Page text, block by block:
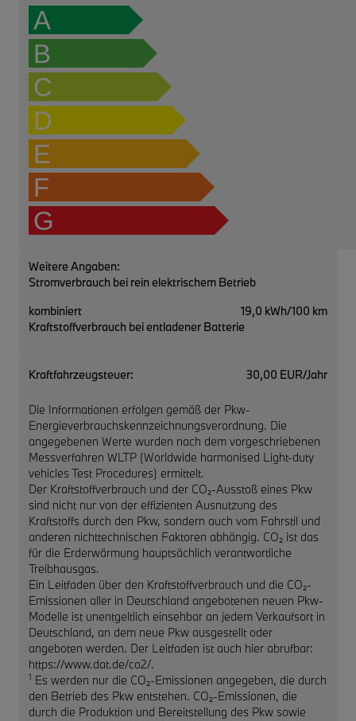
A
B
C
D
E
F
G
Weitere Angaben:
Stromverbrauch bei rein elektrischem Betrieb
kombiniert
19,0 kWh/100 km
Kraftstoffverbrauch bei entladener Batterie
Kraftfahrzeugsteuer: 30,00 EUR/Jahr
Die Informationen erfolgen gemäß der Pkw-
Energieverbrauchskennzeichnungsverordnung. Die
angegebenen Werte wurden nach dem vorgeschriebenen
Messverfahren WLTP (Worldwide harmonised Light-duty
vehicles Test Procedures) ermittelt.
Der Kraftstoffverbrauch und der CO₂-Ausstoß eines Pkw
sind nicht nur von der effizienten Ausnutzung des
Kraftstoffs durch den Pkw, sondern auch vom Fahrstil und
anderen nichttechnischen Faktoren abhängig. CO₂ ist das
für die Erderwärmung hauptsächlich verantwortliche
Treibhausgas.
Ein Leitfaden über den Kraftstoffverbrauch und die CO₂-
Emissionen aller in Deutschland angebotenen neuen Pkw-
Modelle ist unentgeltlich einsehbar an jedem Verkaufsort in
Deutschland, an dem neue Pkw ausgestellt oder
angeboten werden. Der Leitfaden ist auch hier abrufbar:
https://www.dat.de/co2/.
1 Es werden nur die CO₂-Emissionen angegeben, die durch
den Betrieb des Pkw entstehen. CO₂-Emissionen, die
durch die Produktion und Bereitstellung des Pkw sowie